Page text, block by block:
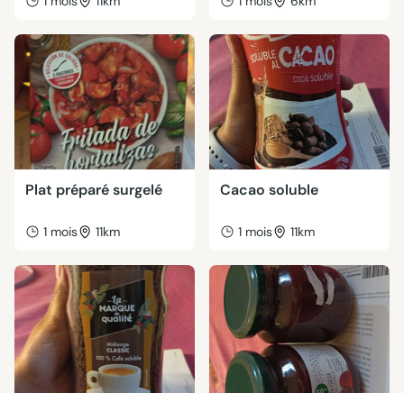
Plat préparé surgelé
1 mois 11km
Cacao soluble
1 mois 11km